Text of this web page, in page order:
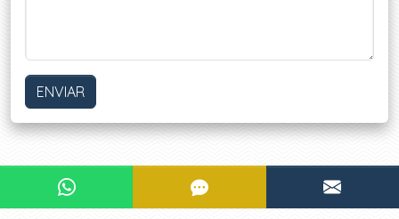
ENVIAR
¿Le interesa?
¡CONTACTE AHORA!
CONTACTAR POR WHATSAPP
CONTACTAR POR SMS